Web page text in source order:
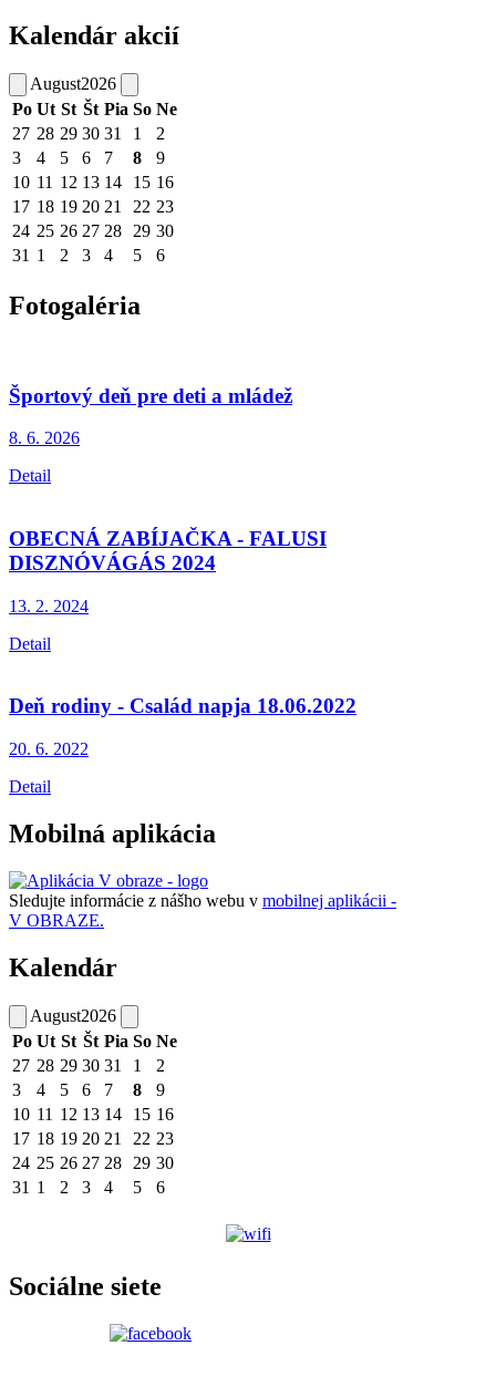
Kalendár akcií
August2026
Po Ut St Št Pia So Ne
27 28 29 30 31 1
2
3
4 5 6 7 8
9
10 11 12 13 14 15 16
17 18 19 20 21 22 23
24 25 26 27 28 29 30
31 1 2 3 4 5 6
Fotogaléria
Športový deň pre deti a mládež
8. 6. 2026
Detail
OBECNÁ ZABÍJAČKA - FALUSI
DISZNÓVÁGÁS 2024
13. 2. 2024
Detail
Deň rodiny - Család napja 18.06.2022
20. 6. 2022
Detail
Mobilná aplikácia
Sledujte informácie z nášho webu v mobilnej aplikácii -
V OBRAZE.
Kalendár
August2026
Po Ut St Št Pia So Ne
27 28 29 30 31 1
2
3
4 5 6 7 8
9
10 11 12 13 14 15 16
17 18 19 20 21 22 23
24 25 26 27 28 29 30
31 1 2 3 4 5 6
Sociálne siete